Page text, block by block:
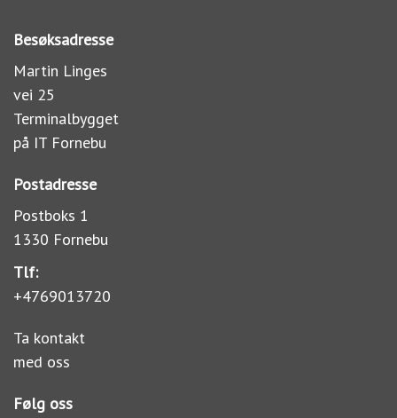
Besøksadresse
Martin Linges
vei 25
Terminalbygget
på IT Fornebu
Postadresse
Postboks 1
1330 Fornebu
Tlf:
+4769013720
Ta kontakt
med oss
Følg oss